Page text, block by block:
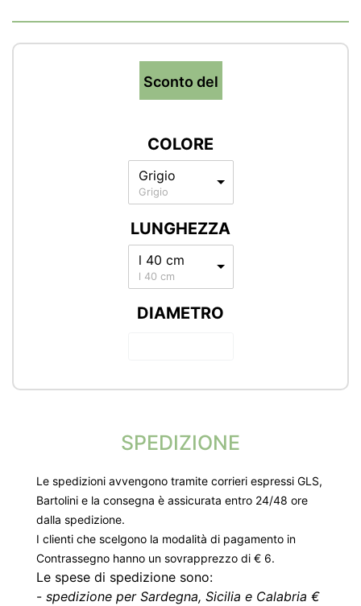
Sconto del
COLORE
Grigio
Grigio
LUNGHEZZA
l 40 cm
l 40 cm
DIAMETRO
SPEDIZIONE
Le spedizioni avvengono tramite corrieri espressi GLS,
Bartolini e la consegna è assicurata entro 24/48 ore
dalla spedizione.
I clienti che scelgono la modalità di pagamento in
Contrassegno hanno un sovrapprezzo di € 6.
Le spese di spedizione sono:
- spedizione per Sardegna, Sicilia e Calabria €